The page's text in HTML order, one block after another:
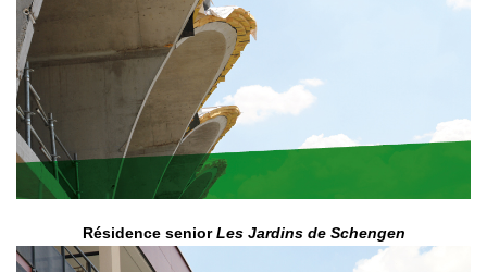
Résidence seniorLes Jardins de Schengen